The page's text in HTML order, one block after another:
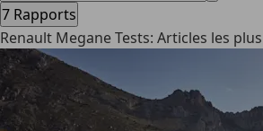
7 Rapports
Renault Megane Tests: Articles les